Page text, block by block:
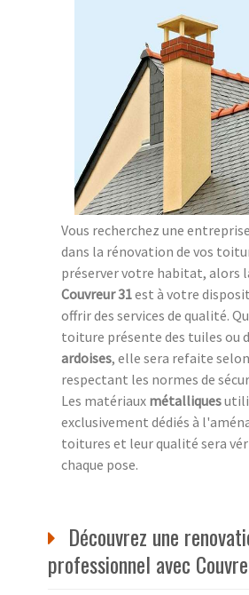
Vous recherchez une
dans la rénovation de vos
préserver votre habitat, alors
Couvreur 31est à votre
offrir des services de qualité.
toiture présente des tuiles ou
ardoises, elle sera refaite
respectant les normes de
Les matériaux métalliques
exclusivement dédiés à
toitures et leur qualité sera
chaque pose.
Découvrez une
professionnel avec